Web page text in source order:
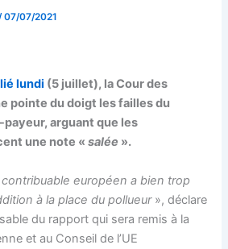
07/07/2021
lundi (5 juillet), la Cour des
pointe du doigt les failles du
arguant que les
une note «salée ».
contribuable européen a bien trop
à la place du pollueur », déclare
du rapport qui sera remis à la
et au Conseil de l’UE